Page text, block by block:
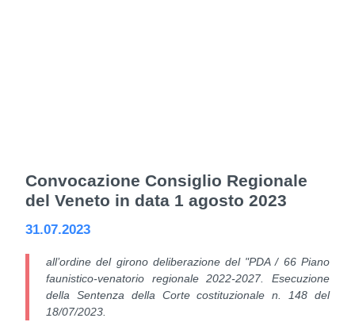
Convocazione Consiglio Regionale
del Veneto in data 1 agosto 2023
31.07.2023
all’ordine del girono deliberazione del "PDA / 66 Piano
faunistico-venatorio regionale 2022-2027. Esecuzione
della Sentenza della Corte costituzionale n. 148 del
18/07/2023.